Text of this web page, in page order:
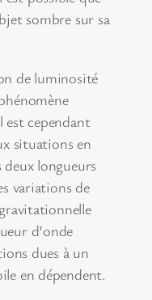
sombre sur sa
de luminosité
est cependant
situations en
longueurs
variations de
d’onde
dues à un
en dépendent.